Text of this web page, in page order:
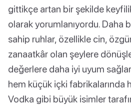
gittikçe artan bir şekilde
olarak yorumlanıyordu. Daha
sahip ruhlar, özellikle cin,
zanaatkâr olan şeylere
değerlere daha iyi uyum
hem küçük içki fabrikalarında
Vodka gibi büyük isimler